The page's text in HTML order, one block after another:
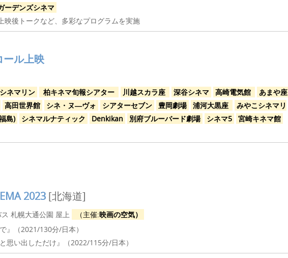
ーデンズシネマ
映後トークなど、多彩なプログラムを実施
ール上映
ネマリン 柏キネマ旬報シアター 川越スカラ座 深谷シネマ 高崎電気館
あまや座
高田世界館 シネ・ヌ―ヴォ シアターセブン 豊岡劇場 浦河大黒座
みやこシネマリ
島) シネマルナティック Denkikan 別府ブルーバード劇場 シネマ5
宮崎キネマ館
2023 [北海道]
札幌大通公園 屋上 （主催:映画の空気）
（2021/130分/日本）
い出しただけ』（2022/115分/日本）